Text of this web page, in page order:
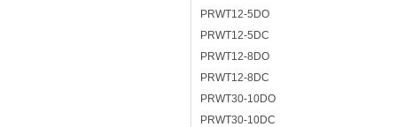
PRWT12-5DO
PRWT12-5DC
PRWT12-8DO
PRWT12-8DC
PRWT30-10DO
PRWT30-10DC